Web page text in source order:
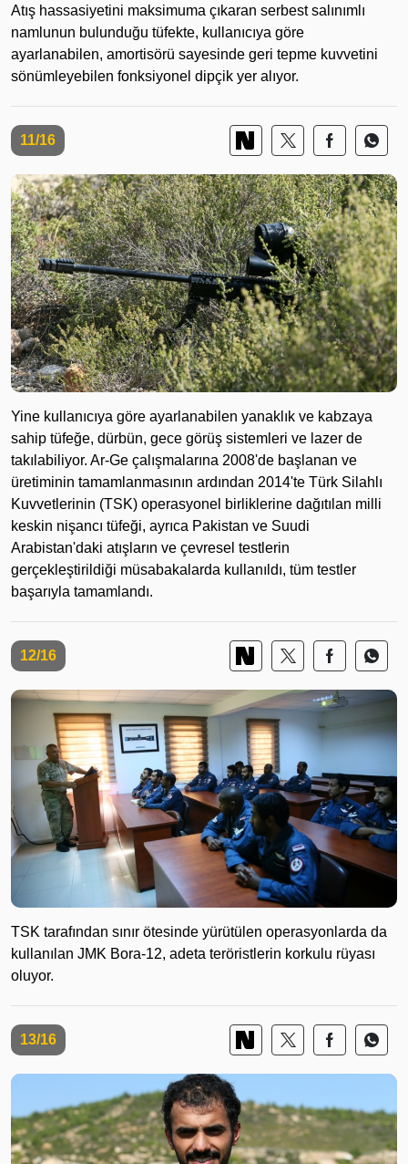
Atış hassasiyetini maksimuma çıkaran serbest salınımlı
namlunun bulunduğu tüfekte, kullanıcıya göre
ayarlanabilen, amortisörü sayesinde geri tepme kuvvetini
sönümleyebilen fonksiyonel dipçik yer alıyor.
11/16
Yine kullanıcıya göre ayarlanabilen yanaklık ve kabzaya
sahip tüfeğe, dürbün, gece görüş sistemleri ve lazer de
takılabiliyor. Ar-Ge çalışmalarına 2008'de başlanan ve
üretiminin tamamlanmasının ardından 2014'te Türk Silahlı
Kuvvetlerinin (TSK) operasyonel birliklerine dağıtılan milli
keskin nişancı tüfeği, ayrıca Pakistan ve Suudi
Arabistan'daki atışların ve çevresel testlerin
gerçekleştirildiği müsabakalarda kullanıldı, tüm testler
başarıyla tamamlandı.
12/16
TSK tarafından sınır ötesinde yürütülen operasyonlarda da
kullanılan JMK Bora-12, adeta teröristlerin korkulu rüyası
oluyor.
13/16